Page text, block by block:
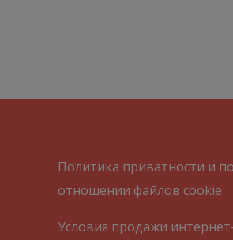
Политика приватности и
отношении файлов cookie
Условия продажи